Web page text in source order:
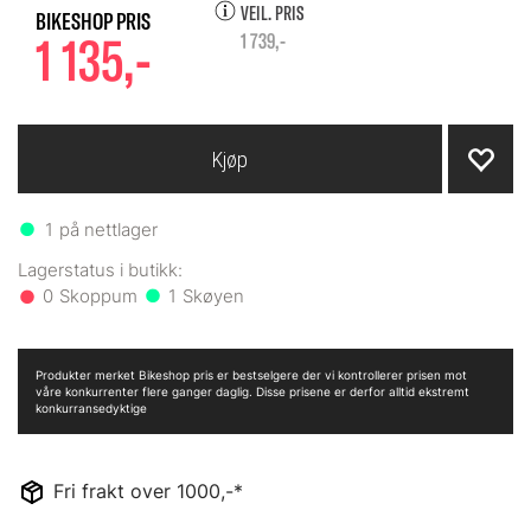
1 135,-
VEIL. PRIS
1 739,-
1 på nettlager
0 1
Kjøp
Fri frakt over 1000,-*
Produkter merket Bikeshop pris er bestselgere der vi kontrollerer prisen mot
våre konkurrenter flere ganger daglig. Disse prisene er derfor alltid ekstremt
konkurransedyktige